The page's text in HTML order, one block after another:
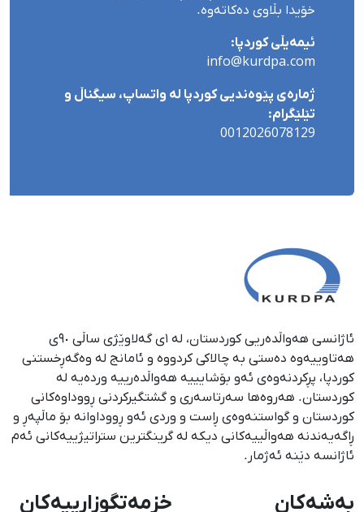
خۆیدا بڵاوی دەکاتەوە.
ئیمەیڵی کوردپا:
info@kurdpa.com
ژمارەی پێوەندیی کوردپا لە واتساپ، سیگناڵ و
تێلێگرام:
0012026078129
ئاژانسی هەواڵدەریی کوردستان، لە ١ی گەلاوێژی ساڵی ٩٠ی
هەتاوییەوە دەستی بە چالاکی کردووە و ئامانج لە وەگەڕخستنی
كوردپا، پڕكردنەوەی ئەو بۆشایییە هەواڵدەرییە وردەیە لە
كوردستان. هەروەها سەرتاسەری و گشتگیركردنی ڕووداوەكانی
كوردستان و گواستنەوەی ڕاست و وردی ئەو ڕووداوانە بۆ ماڵپەڕ و
ڕاگەیەندنە هەواڵییەكانی دیكە لە گرینگترین ستراتیژییەكانی ئەم
ئاژانسە دێنە ئەژمار.
بەشەکان خزمەتگوزارییەکان